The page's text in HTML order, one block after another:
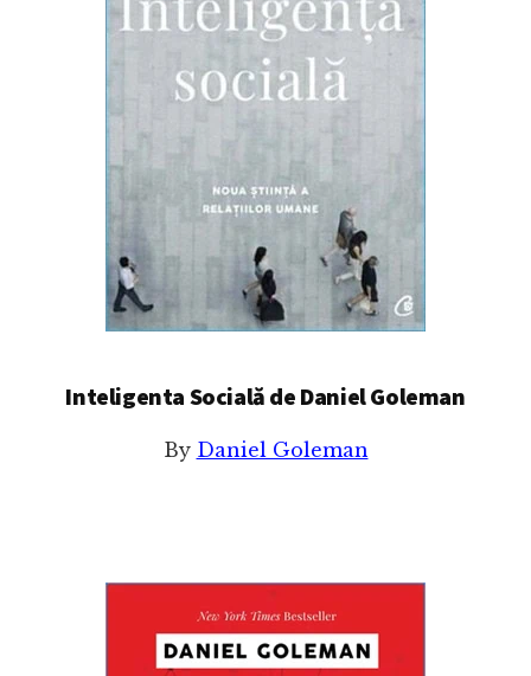
Inteligenta Socială de Daniel Goleman
By Daniel Goleman